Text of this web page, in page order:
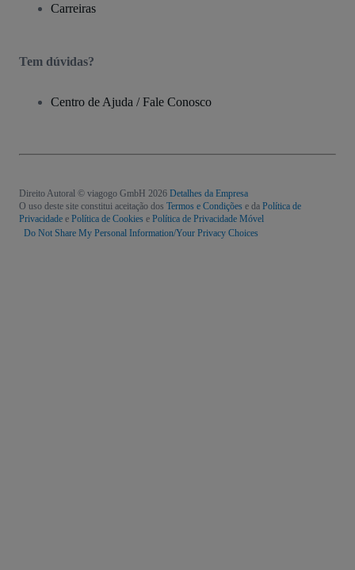
Carreiras
Tem dúvidas?
Centro de Ajuda / Fale Conosco
Direito Autoral © viagogo GmbH 2026 Detalhes da Empresa
O uso deste site constitui aceitação dos Termos e Condições e da Política de
Privacidade e Política de Cookies e Política de Privacidade Móvel
Do Not Share My Personal Information/Your Privacy Choices